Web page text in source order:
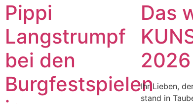
Pippi
Langstrumpf
bei den
Burgfestspielen
Das
Ihr Lieben,
stand in